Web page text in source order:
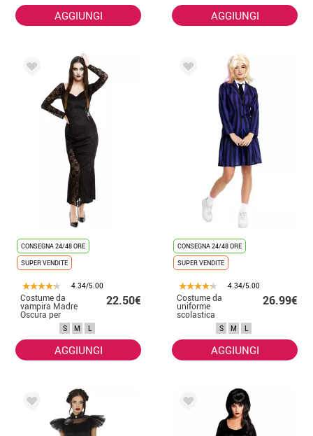
AGGIUNGI AGGIUNGI
CONSEGNA 24/48 ORE
SUPER VENDITE
4.34/5.00
Costume da
vampira Madre
Oscura per
22.50€
S M L
AGGIUNGI
CONSEGNA 24/48 ORE
SUPER VENDITE
4.34/5.00
Costume da
uniforme
scolastica
spaventoso per
26.99€
S M L
AGGIUNGI